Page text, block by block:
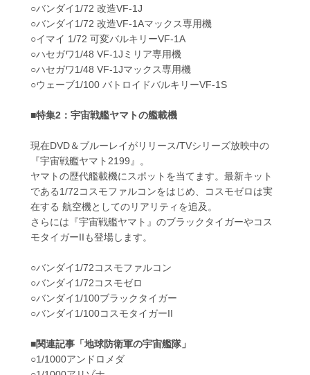
○バンダイ1/72 改造VF-1J
○バンダイ1/72 改造VF-1Aマックス専用機
○イマイ 1/72 可変バルキリーVF-1A
○ハセガワ1/48 VF-1Jミリア専用機
○ハセガワ1/48 VF-1Jマックス専用機
○ウェーブ1/100 バトロイドバルキリーVF-1S
■特集2：宇宙戦艦ヤマトの艦載機
現在DVD＆ブルーレイがリリース/TVシリーズ放映中の
『宇宙戦艦ヤマト2199』。
ヤマトの歴代艦載機にスポットを当てます。最新キット
である1/72コスモファルコンをはじめ、コスモゼロは実
在する 航空機としてのリアリティを追及。
さらには『宇宙戦艦ヤマト』のブラックタイガーやコス
モタイガーIIも登場します。
○バンダイ1/72コスモファルコン
○バンダイ1/72コスモゼロ
○バンダイ1/100ブラックタイガー
○バンダイ1/100コスモタイガーII
■関連記事「地球防衛軍の宇宙艦隊」
○1/1000アンドロメダ